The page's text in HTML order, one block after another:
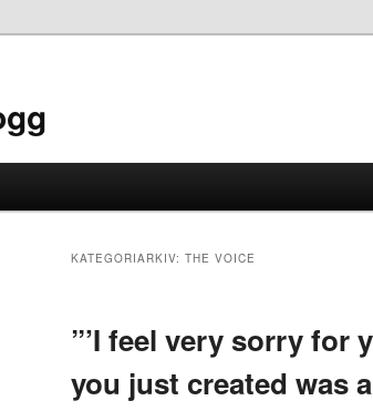
KATEGORIARKIV: THE VOICE
”’I feel very sorry for
you just created was